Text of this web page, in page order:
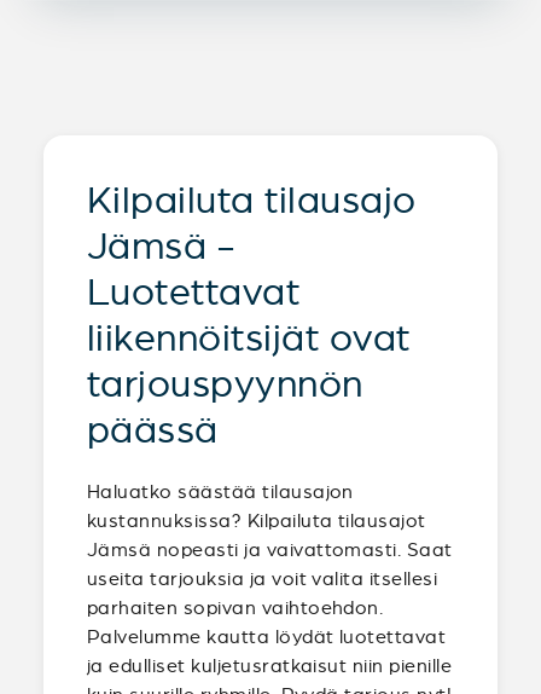
Kilpailuta tilausajo
Jämsä -
Luotettavat
liikennöitsijät ovat
tarjouspyynnön
päässä
Haluatko säästää tilausajon
kustannuksissa? Kilpailuta tilausajot
Jämsä nopeasti ja vaivattomasti. Saat
useita tarjouksia ja voit valita itsellesi
parhaiten sopivan vaihtoehdon.
Palvelumme kautta löydät luotettavat
ja edulliset kuljetusratkaisut niin pienille